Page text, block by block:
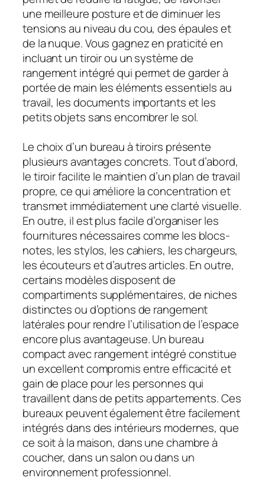
une meilleure posture et de diminuer les
tensions au niveau du cou, des épaules et
de la nuque. Vous gagnez en praticité en
incluant un tiroir ou un système de
rangement intégré qui permet de garder à
portée de main les éléments essentiels au
travail, les documents importants et les
petits objets sans encombrer le sol.
Le choix d’un bureau à tiroirs présente
plusieurs avantages concrets. Tout d’abord,
le tiroir facilite le maintien d’un plan de travail
propre, ce qui améliore la concentration et
transmet immédiatement une clarté visuelle.
En outre, il est plus facile d’organiser les
fournitures nécessaires comme les blocs-
notes, les stylos, les cahiers, les chargeurs,
les écouteurs et d’autres articles. En outre,
certains modèles disposent de
compartiments supplémentaires, de niches
distinctes ou d’options de rangement
latérales pour rendre l’utilisation de l’espace
encore plus avantageuse. Un bureau
compact avec rangement intégré constitue
un excellent compromis entre efficacité et
gain de place pour les personnes qui
travaillent dans de petits appartements. Ces
bureaux peuvent également être facilement
intégrés dans des intérieurs modernes, que
ce soit à la maison, dans une chambre à
coucher, dans un salon ou dans un
environnement professionnel.